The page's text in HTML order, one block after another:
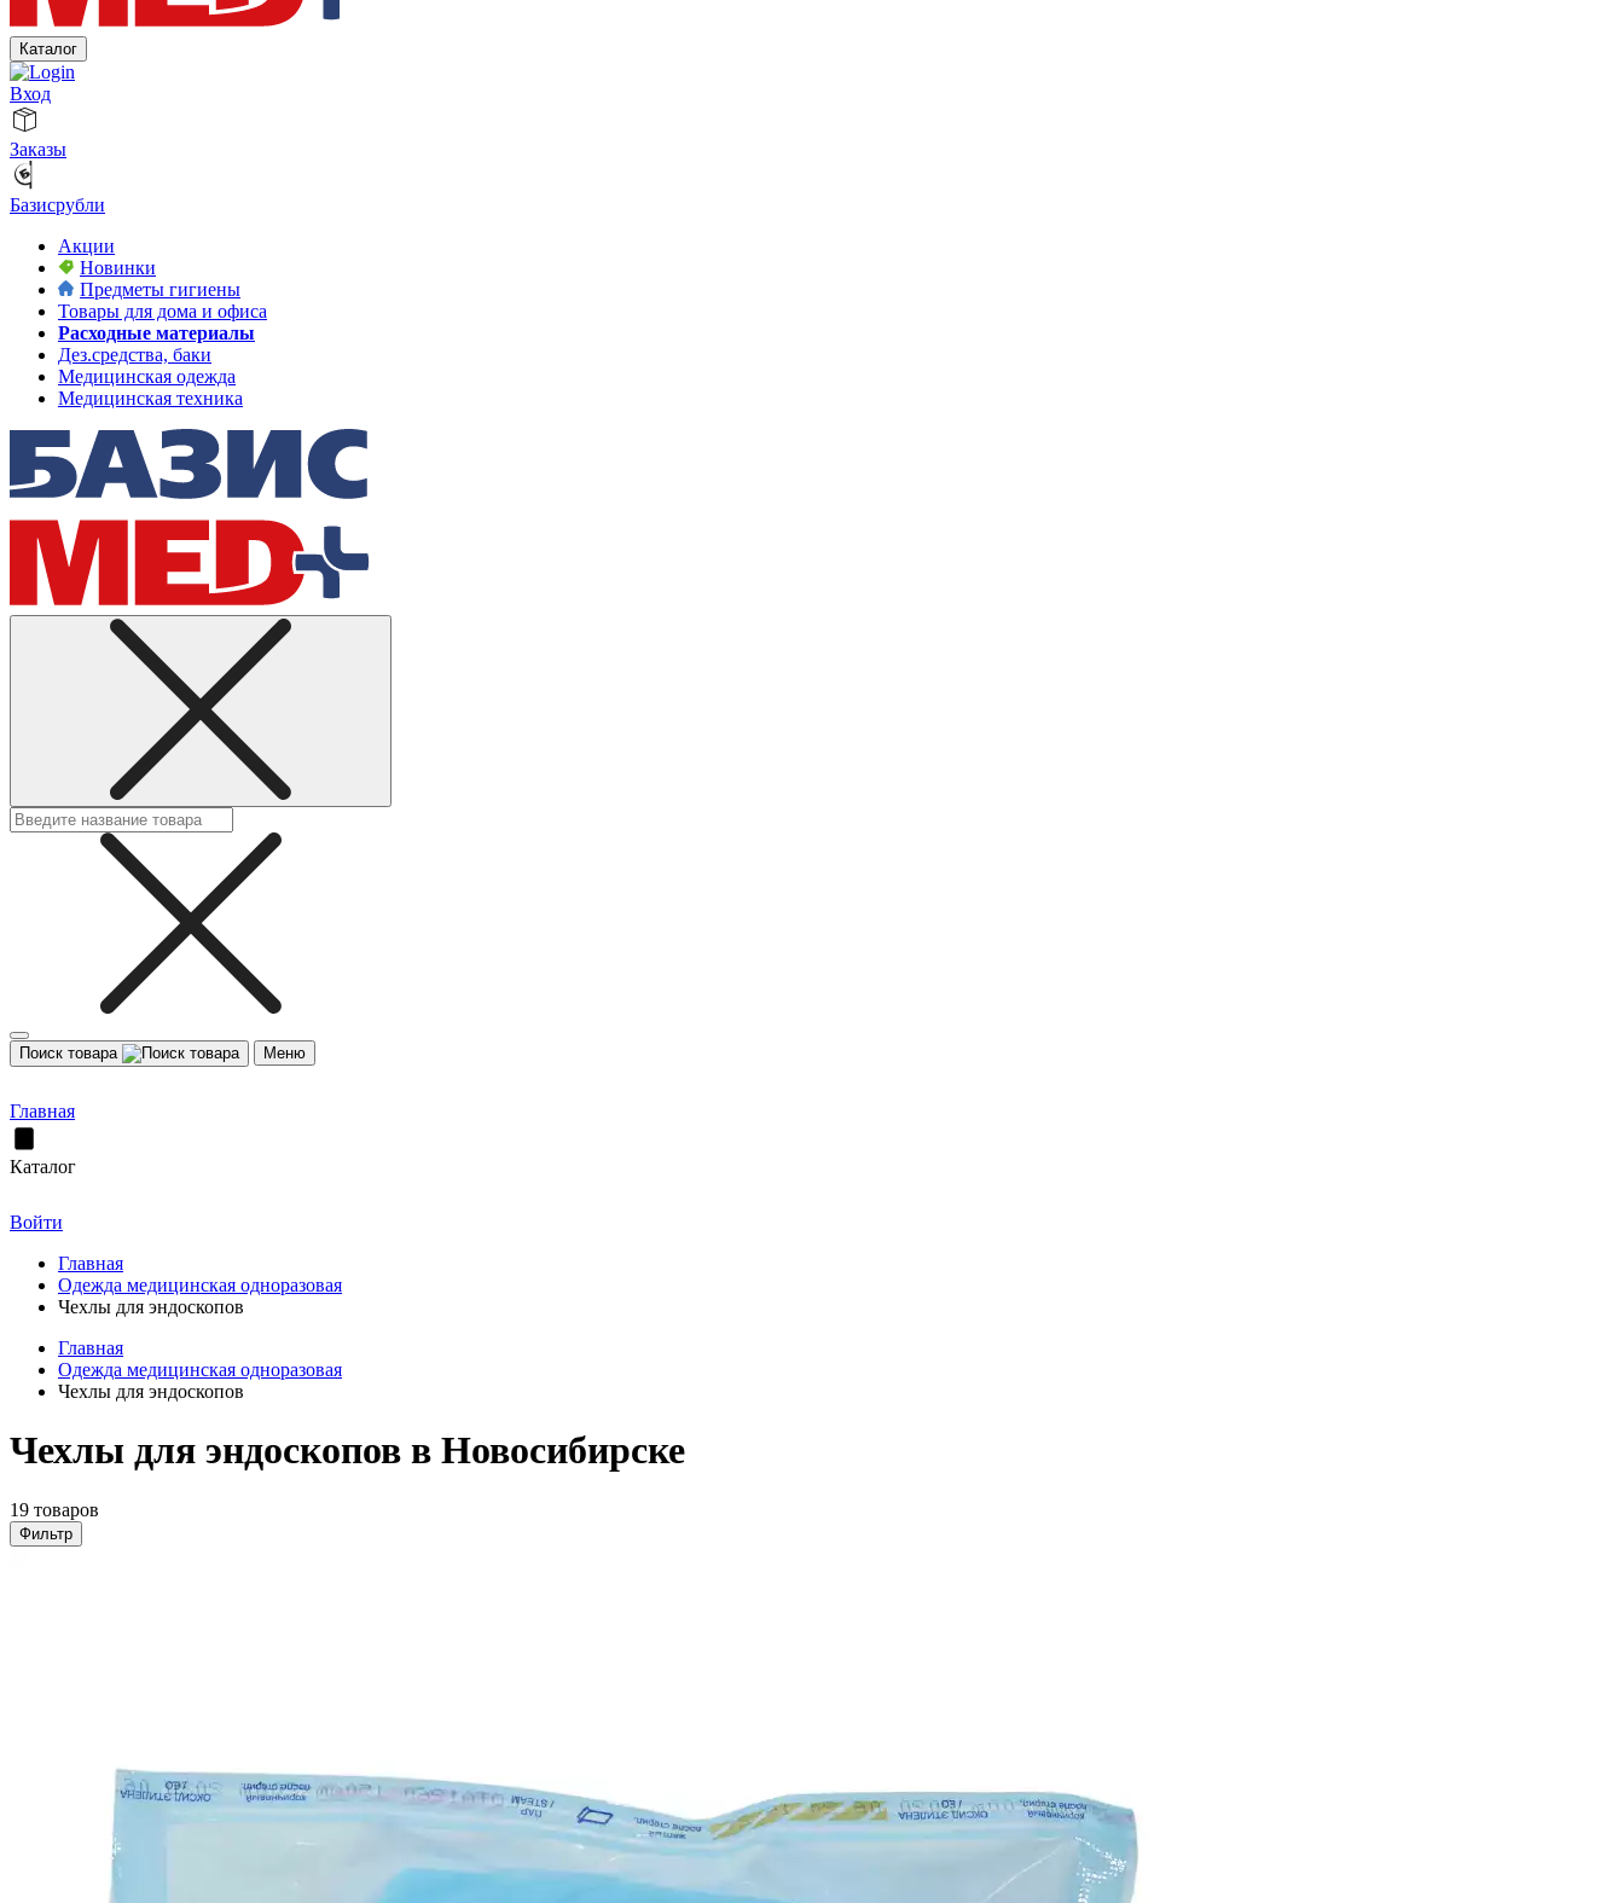
Каталог
Вход
Заказы
Базисрубли
Акции
Новинки
Предметы гигиены
Товары для дома и офиса
Расходные материалы
Дез.средства, баки
Медицинская одежда
Медицинская техника
Поиск товара Меню
Главная
Каталог
Войти
Главная
Одежда медицинская одноразовая
Чехлы для эндоскопов
Главная
Одежда медицинская одноразовая
Чехлы для эндоскопов
Чехлы для эндоскопов в Новосибирске
19 товаров
Фильтр